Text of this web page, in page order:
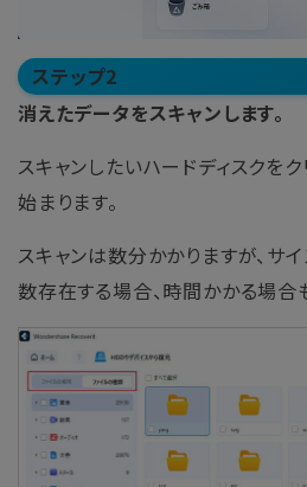
ステップ2
消えたデータをスキャンします。
スキャンしたいハードディスクを
始まります。
スキャンは数分かかりますが、サ
数存在する場合、時間かかる場合